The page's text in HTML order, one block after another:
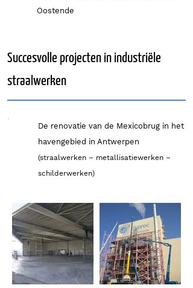
Oostende
Succesvolle projecten in industriële
straalwerken
De renovatie van de Mexicobrug in het
havengebied in Antwerpen
(straalwerken – metallisatiewerken –
schilderwerken)